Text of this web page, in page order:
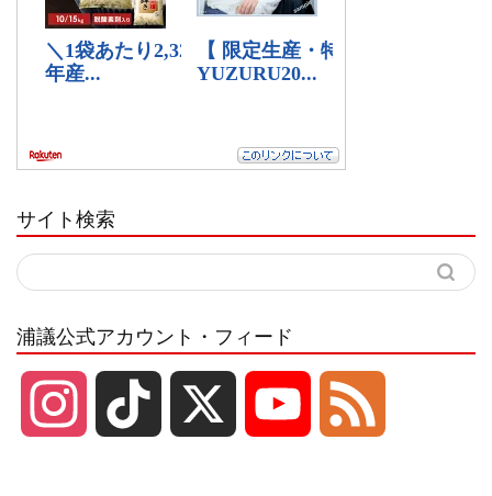
サイト検索
浦議公式アカウント・フィード